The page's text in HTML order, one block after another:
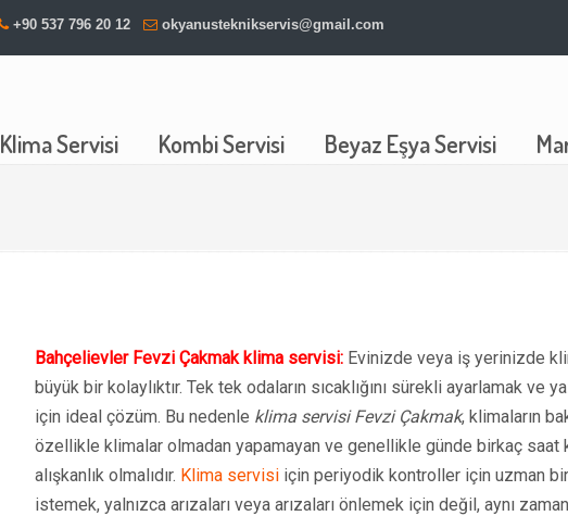
+90 537 796 20 12 okyanusteknikservis@gmail.com
Klima Servisi Kombi Servisi Beyaz Eşya Servisi
Bahçelievler Fevzi Çakmak klima servisi: Evinizde veya iş yerinizde
büyük bir kolaylıktır. Tek tek odaların sıcaklığını sürekli ayarlamak ve
için ideal çözüm. Bu nedenle klima servisi Fevzi Çakmak, klimaların
özellikle klimalar olmadan yapamayan ve genellikle günde birkaç saat
alışkanlık olmalıdır. Klima servisi için periyodik kontroller için uzman
istemek, yalnızca arızaları veya arızaları önlemek için değil, aynı